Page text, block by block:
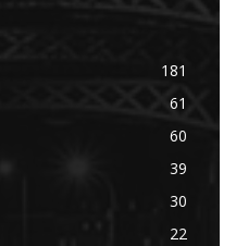
181
61
60
39
30
22